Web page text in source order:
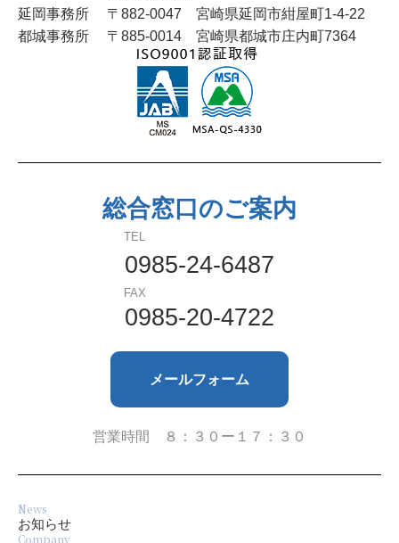
2024年10月
2024年8月
2024年7月
2024年6月
2024年5月
2024年4月
2023年7月
2023年6月
2023年4月
延岡事務所
〒882-0047 宮崎県延岡市紺屋町1-4-22
都城事務所
〒885-0014 宮崎県都城市庄内町7364
総合窓口のご案内
TEL
0985-24-6487
FAX
0985-20-4722
メールフォーム
営業時間 ８：３０ー１７：３０
News
お知らせ
Company